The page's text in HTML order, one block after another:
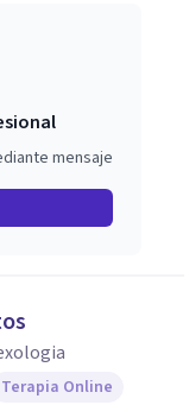
mensaje
Terapia Online